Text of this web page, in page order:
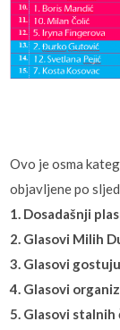
Ovo je osma
objavljene po
1. Dosadašnji
2. Glasovi Milih
3. Glasovi
4. Glasovi
5. Glasovi stalnih